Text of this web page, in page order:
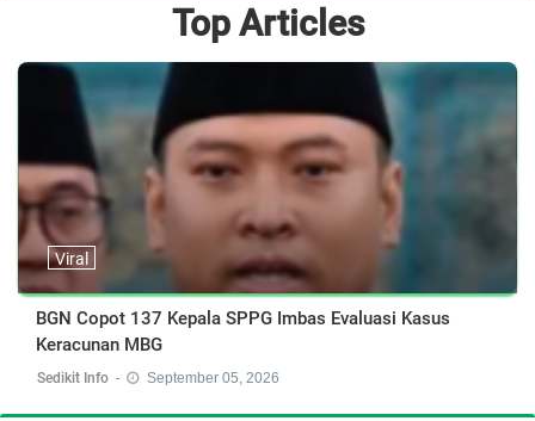
Top Articles
Viral
BGN Copot 137 Kepala SPPG Imbas Evaluasi Kasus
Keracunan MBG
Sedikit Info - September 05, 2026